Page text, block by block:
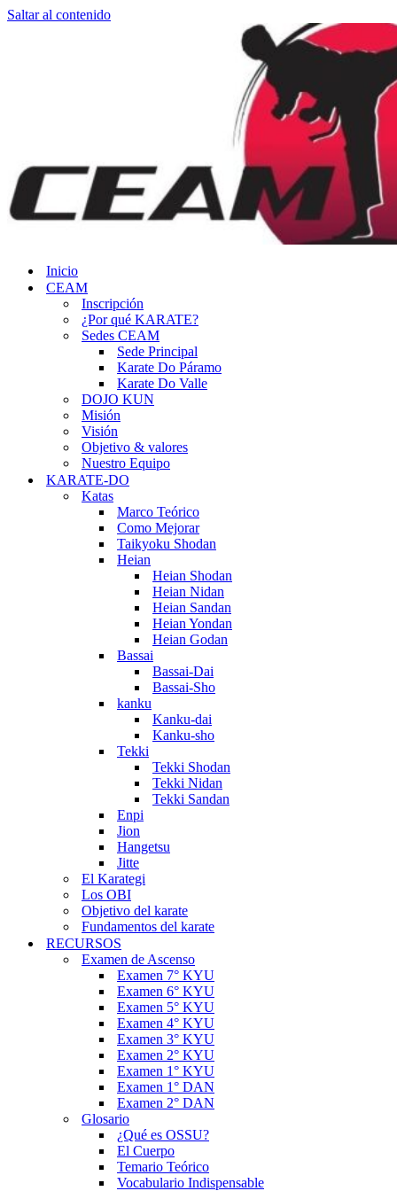
Saltar al contenido
Inicio
CEAM
Inscripción
¿Por qué KARATE?
Sedes CEAM
Sede Principal
Karate Do Páramo
Karate Do Valle
DOJO KUN
Misión
Visión
Objetivo & valores
Nuestro Equipo
KARATE-DO
Katas
Marco Teórico
Como Mejorar
Taikyoku Shodan
Heian
Heian Shodan
Heian Nidan
Heian Sandan
Heian Yondan
Heian Godan
Bassai
Bassai-Dai
Bassai-Sho
kanku
Kanku-dai
Kanku-sho
Tekki
Tekki Shodan
Tekki Nidan
Tekki Sandan
Enpi
Jion
Hangetsu
Jitte
El Karategi
Los OBI
Objetivo del karate
Fundamentos del karate
RECURSOS
Examen de Ascenso
Examen 7° KYU
Examen 6° KYU
Examen 5° KYU
Examen 4° KYU
Examen 3° KYU
Examen 2° KYU
Examen 1° KYU
Examen 1° DAN
Examen 2° DAN
Glosario
¿Qué es OSSU?
El Cuerpo
Temario Teórico
Vocabulario Indispensable